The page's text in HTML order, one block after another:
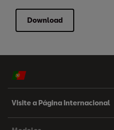
Download
Visite a Página Internacional